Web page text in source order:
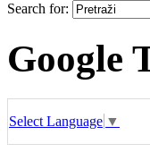
Search for:
Google
Select Language ▼